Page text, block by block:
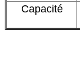
Capacité